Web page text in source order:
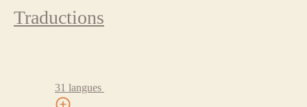
Traductions
31 langues